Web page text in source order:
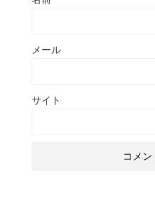
メール
サイト